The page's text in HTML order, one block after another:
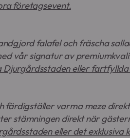
företagsevent.
falafel och fräscha
vår signatur av
eller fartfyllda
färdigställer varma meze
stämningen direkt när
eller det exklusiva